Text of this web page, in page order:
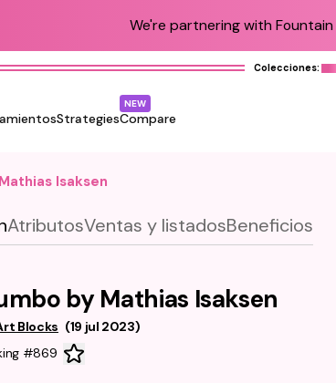
We're partnering with
Colecciones:
StrategiesCompare
NEW
Isaksen
AtributosVentas y listadosBeneficios
by Mathias Isaksen
Blocks (19 jul 2023)
#869